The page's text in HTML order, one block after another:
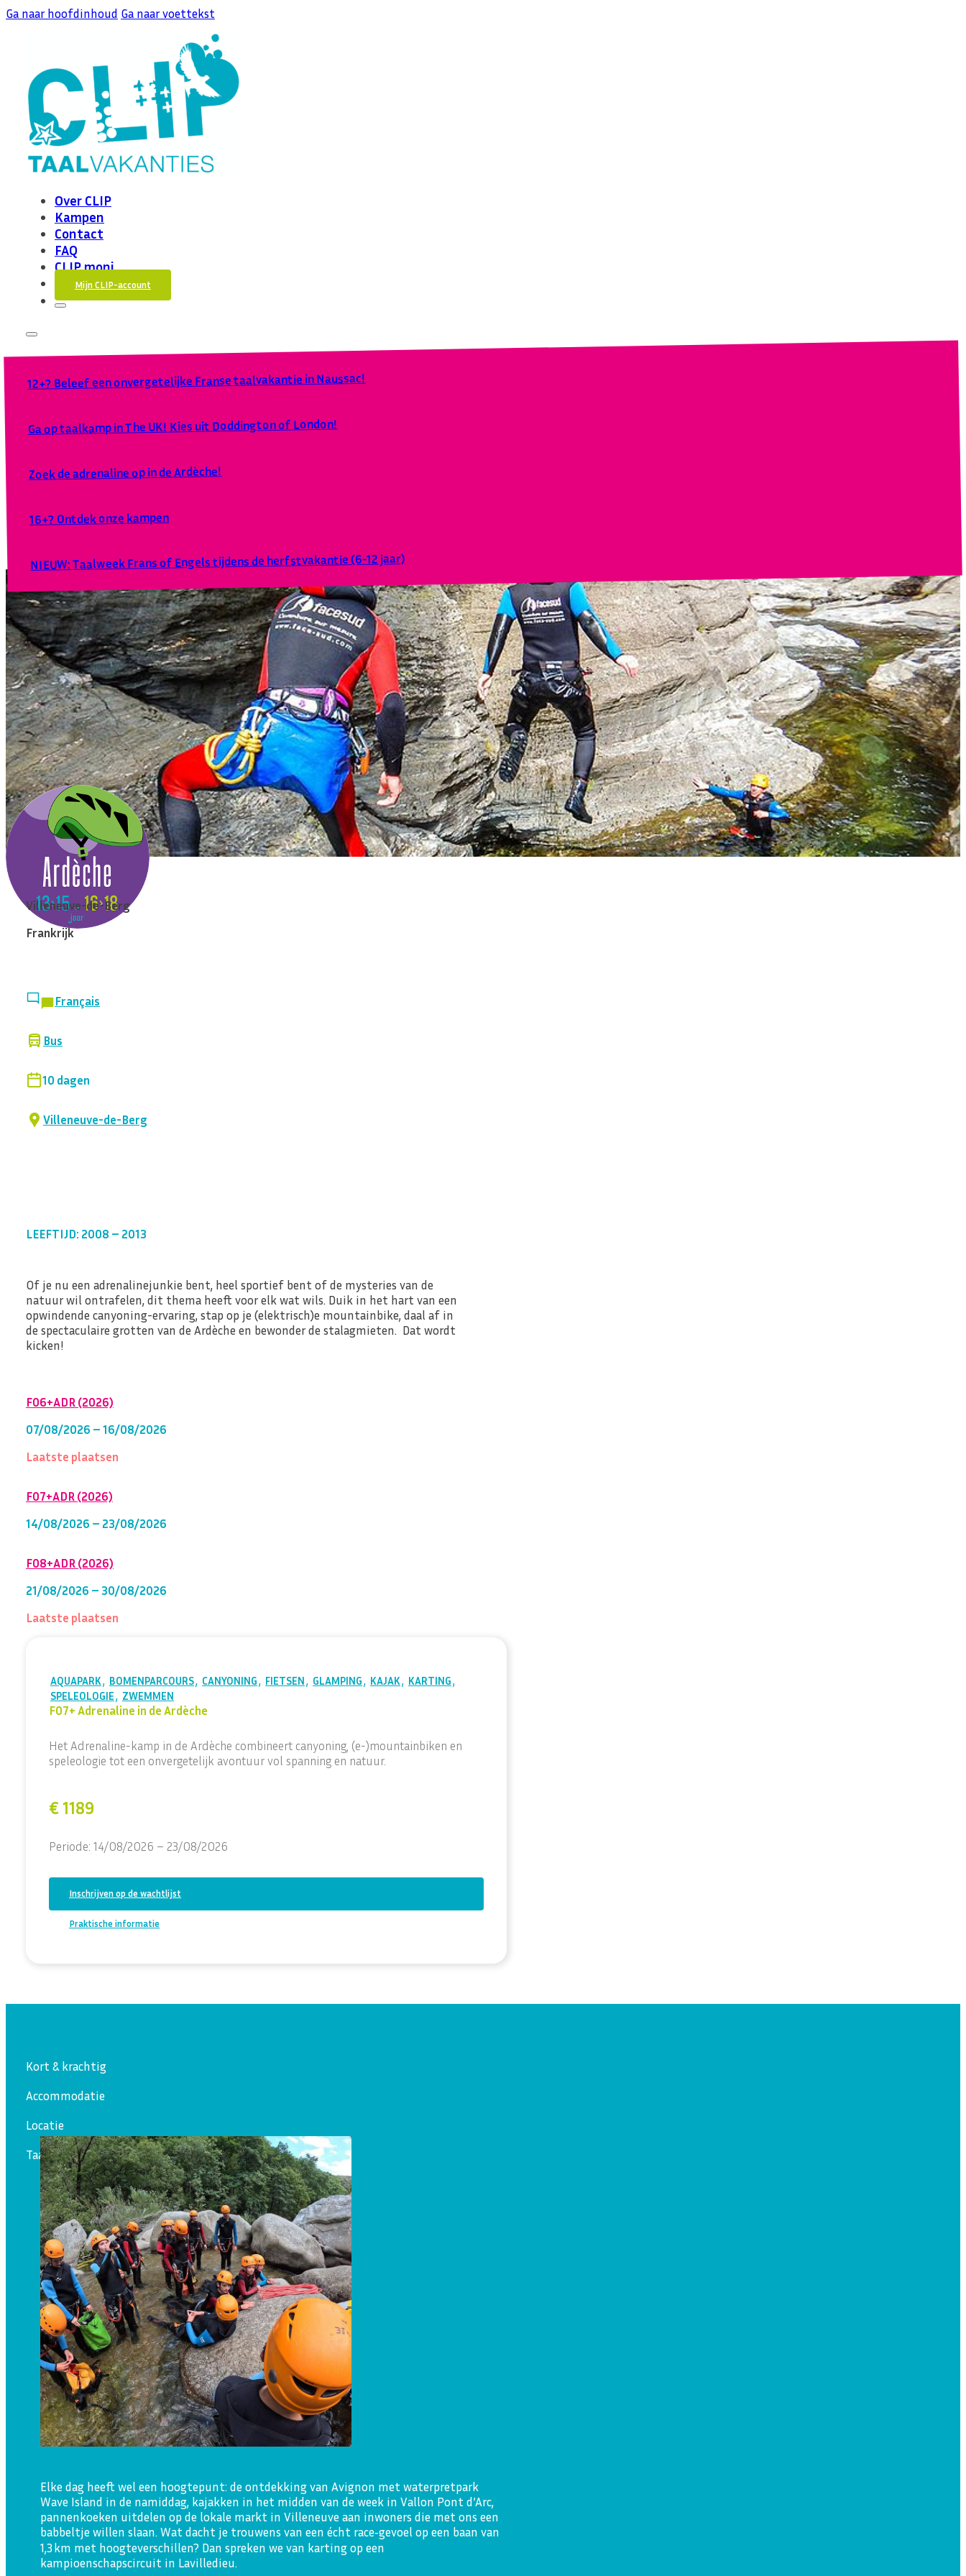
Ga naar hoofdinhoud Ga naar voettekst
Over CLIP
Kampen
Contact
FAQ
CLIP moni
Mijn CLIP-account
12+? Beleef een onvergetelijke Franse taalvakantie in Naussac!
Ga op taalkamp in The UK! Kies uit Doddington of London!
Zoek de adrenaline op in de Ardèche!
16+? Ontdek onze kampen
NIEUW: Taalweek Frans of Engels tijdens de herfstvakantie (6-12 jaar)
Villeneuve-de-Berg
Frankrijk
Français
Bus
10 dagen
Villeneuve-de-Berg
LEEFTIJD: 2008 – 2013
Of je nu een adrenalinejunkie bent, heel sportief bent of de mysteries van de
natuur wil ontrafelen, dit thema heeft voor elk wat wils. Duik in het hart van een
opwindende canyoning-ervaring, stap op je (elektrisch)e mountainbike, daal af in
de spectaculaire grotten van de Ardèche en bewonder de stalagmieten. Dat wordt
kicken!
F06+ADR (2026)
07/08/2026 – 16/08/2026
Laatste plaatsen
F07+ADR (2026)
14/08/2026 – 23/08/2026
F08+ADR (2026)
21/08/2026 – 30/08/2026
Laatste plaatsen
AQUAPARK, BOMENPARCOURS, CANYONING, FIETSEN, GLAMPING, KAJAK, KARTING,
SPELEOLOGIE, ZWEMMEN
F07+ Adrenaline in de Ardèche
Het Adrenaline-kamp in de Ardèche combineert canyoning, (e-)mountainbiken en
speleologie tot een onvergetelijk avontuur vol spanning en natuur.
€ 1189
Periode: 14/08/2026 – 23/08/2026
Inschrijven op de wachtlijst
Praktische informatie
Kort & krachtig
Accommodatie
Locatie
Taalanimatie
Elke dag heeft wel een hoogtepunt: de ontdekking van Avignon met waterpretpark
Wave Island in de namiddag, kajakken in het midden van de week in Vallon Pont d’Arc,
pannenkoeken uitdelen op de lokale markt in Villeneuve aan inwoners die met ons een
babbeltje willen slaan. Wat dacht je trouwens van een écht race‑gevoel op een baan van
1,3 km met hoogteverschillen? Dan spreken we van karting op een
kampioenschapscircuit in Lavilledieu.